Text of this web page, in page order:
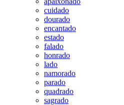
cuidado
dourado
encantado
estado
falado
honrado
lado
namorado
parado
quadrado
sagrado